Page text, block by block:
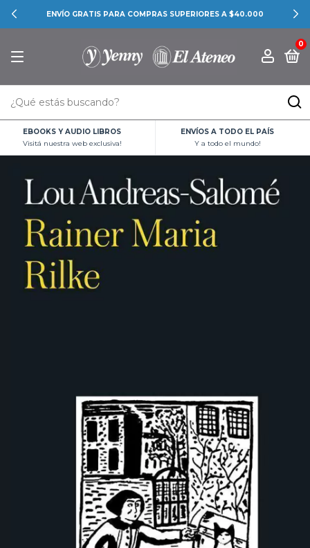
ENVÍO GRATIS PARA COMPRAS SUPERIORES A $40.000
0
EBOOKS Y AUDIO LIBROS
Visitá nuestra web exclusiva!
ENVÍOS A TODO EL PAÍS
Y a todo el mundo!